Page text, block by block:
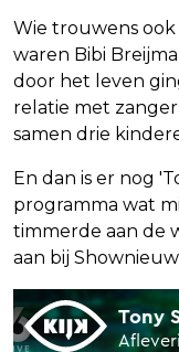
Wie trouwens
waren Bibi
door het leven
relatie met
samen drie
En dan is er nog
programma wat
timmerde aan de
aan bij